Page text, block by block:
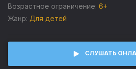
Белоснежка
Возрастное ограничение: 6+
Жанр: Для детей
СЛУШАТЬ